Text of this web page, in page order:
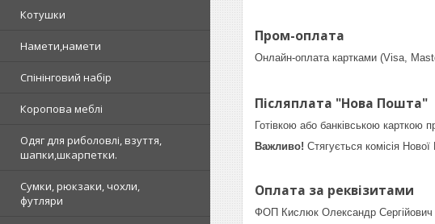
Котушки
Намети,намети
Спінінговий набір
Коропова меблі
Одяг для риболовлі, взуття,
шапки,шкарпетки.
Сумки, рюкзаки, чохли,
футляри
Пром-оплата
Онлайн-оплата картками (Visa,
Післяплата "Нова Пошта"
Готівкою або банківською карткою
Важливо! Стягується комісія
Оплата за реквізитами
ФОП Кислюк Олександр Сергійович